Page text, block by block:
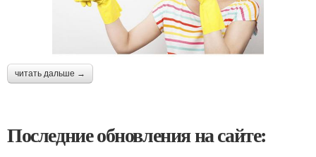
читать дальше →
Последние обновления на сайте: